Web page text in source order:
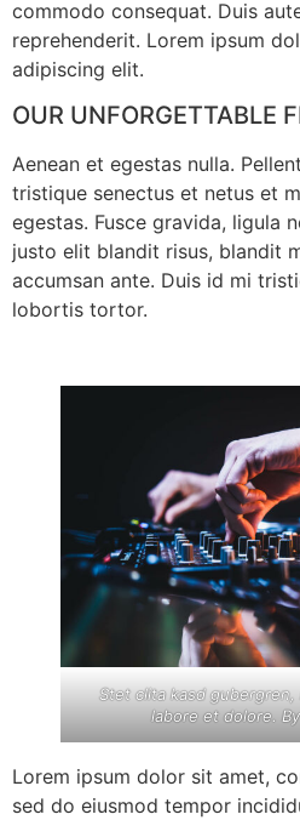
commodo consequat. Duis
reprehenderit. Lorem ipsum
adipiscing elit.
OUR UNFORGETTABLE
Aenean et egestas nulla.
tristique senectus et netus et
egestas. Fusce gravida, ligula
justo elit blandit risus, blandit
accumsan ante. Duis id mi
lobortis tortor.
Stet clita kasd
labore et dolore.
Lorem ipsum dolor sit amet,
sed do eiusmod tempor